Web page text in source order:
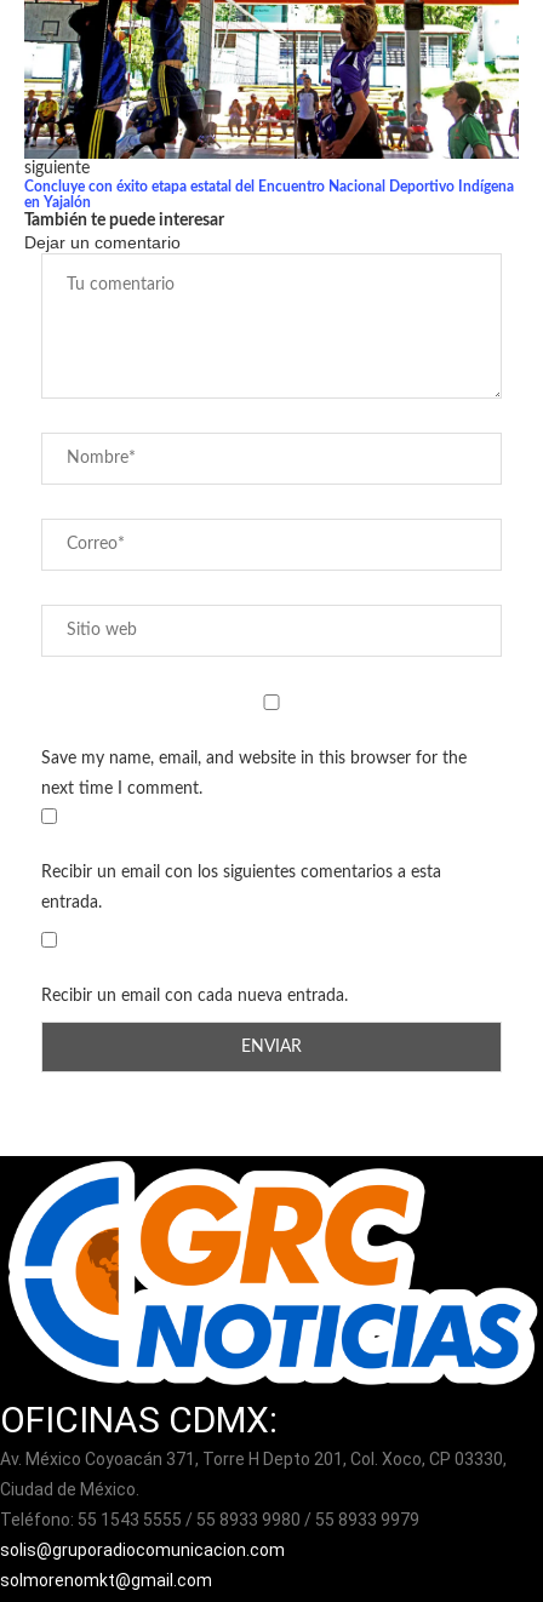
siguiente
Concluye con éxito etapa estatal del Encuentro Nacional Deportivo Indígena
en Yajalón
También te puede interesar
Dejar un comentario
Save my name, email, and website in this browser for the
next time I comment.
Recibir un email con los siguientes comentarios a esta
entrada.
Recibir un email con cada nueva entrada.
OFICINAS CDMX:
Av. México Coyoacán 371, Torre H Depto 201, Col. Xoco, CP 03330,
Ciudad de México.
Teléfono: 55 1543 5555 / 55 8933 9980 / 55 8933 9979
solis@gruporadiocomunicacion.com
solmorenomkt@gmail.com